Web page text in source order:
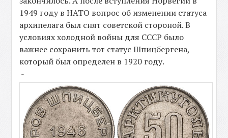
1949 году в НАТО вопрос об изменении статуса
архипелага был снят советской стороной. В
условиях холодной войны для СССР было
важнее сохранить тот статус Шпицбергена,
который был определен в 1920 году.
-